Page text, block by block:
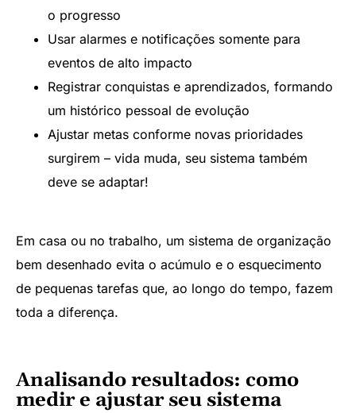
o progresso
Usar alarmes e notificações somente para
eventos de alto impacto
Registrar conquistas e aprendizados, formando
um histórico pessoal de evolução
Ajustar metas conforme novas prioridades
surgirem – vida muda, seu sistema também
deve se adaptar!
Em casa ou no trabalho, um sistema de organização
bem desenhado evita o acúmulo e o esquecimento
de pequenas tarefas que, ao longo do tempo, fazem
toda a diferença.
Analisando resultados: como
medir e ajustar seu sistema